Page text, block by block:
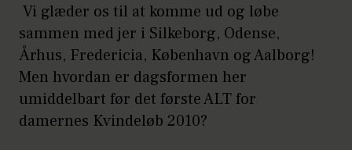
Vi glæder os til at komme ud og løbe
sammen med jer i Silkeborg, Odense,
Århus, Fredericia, København og Aalborg!
Men hvordan er dagsformen her
umiddelbart før det første ALT for
damernes Kvindeløb 2010?